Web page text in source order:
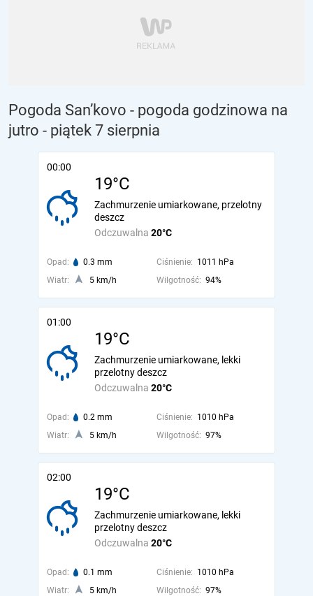
Pogoda San’kovo - pogoda godzinowa na
jutro - piątek 7 sierpnia
00:00
19°C
Odczuwalna 20°C
Zachmurzenie umiarkowane, przelotny
deszcz
Opad: 0.3 mm Ciśnienie: 1011 hPa
Wiatr:
5 km/h Wilgotność: 94%
01:00
19°C
Odczuwalna 20°C
Zachmurzenie umiarkowane, lekki
przelotny deszcz
Opad: 0.2 mm Ciśnienie: 1010 hPa
Wiatr:
5 km/h Wilgotność: 97%
02:00
19°C
Odczuwalna 20°C
Zachmurzenie umiarkowane, lekki
przelotny deszcz
Opad: 0.1 mm Ciśnienie: 1010 hPa
Wiatr:
5 km/h Wilgotność: 97%